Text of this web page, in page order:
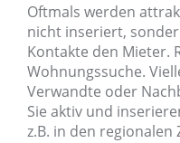
Oftmals werden
nicht inseriert,
Kontakte den Mieter.
Wohnungssuche.
Verwandte oder
Sie aktiv und
z.B. in den